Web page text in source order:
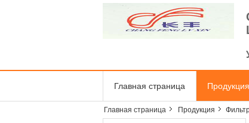
Главная страница Продукция
Главная страница Продукция